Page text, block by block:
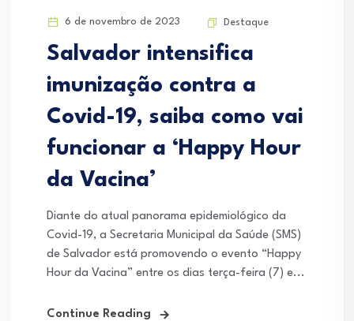
6 de novembro de 2023 Destaque
Salvador intensifica
imunização contra a
Covid-19, saiba como vai
funcionar a ‘Happy Hour
da Vacina’
Diante do atual panorama epidemiológico da
Covid-19, a Secretaria Municipal da Saúde (SMS)
de Salvador está promovendo o evento “Happy
Hour da Vacina” entre os dias terça-feira (7) e...
Continue Reading